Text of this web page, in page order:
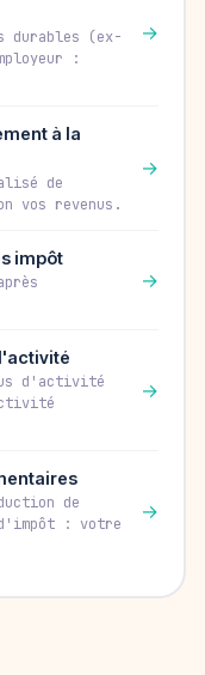
durables (ex-
:
→
à la
de
vos revenus.
→
impôt
→
d'activité
→
de
: votre
→